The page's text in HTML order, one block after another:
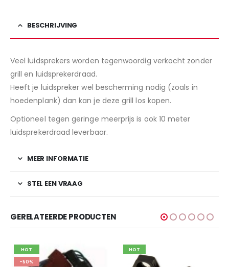
BESCHRIJVING
Veel luidsprekers worden tegenwoordig verkocht zonder
grill en luidsprekerdraad.
Heeft je luidspreker wel bescherming nodig (zoals in
hoedenplank) dan kan je deze grill los kopen.
Optioneel tegen geringe meerprijs is ook 10 meter
luidsprekerdraad leverbaar.
MEER INFORMATIE
STEL EEN VRAAG
GERELATEERDE PRODUCTEN
HOT -61%